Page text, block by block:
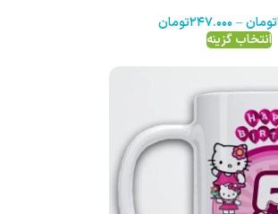
تومان – ۲۴۷.۰۰۰تومان
انتخاب گزینه